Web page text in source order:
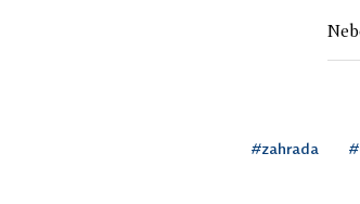
#zahrada